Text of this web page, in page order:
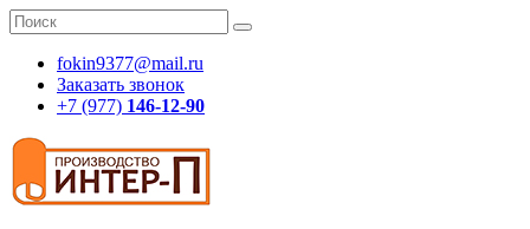
fokin9377@mail.ru
Заказать звонок
+7 (977) 146-12-90